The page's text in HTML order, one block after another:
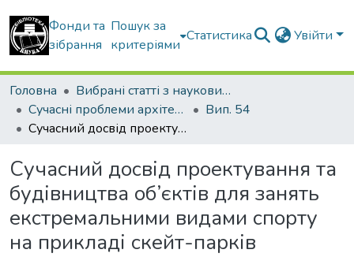
Фонди та
зібрання
Пошук за
критеріями
Статистика Увійти
Головна
Вибрані статті з наукових збірників КНУБА
Сучасні проблеми архітектури та містобудування
Вип. 54
Сучасний досвід проектування та будівництва об’єктів для занять екстремальними видами спорту на прикладі скейт-парків
Сучасний досвід проектування та
будівництва об’єктів для занять
екстремальними видами спорту
на прикладі скейт-парків